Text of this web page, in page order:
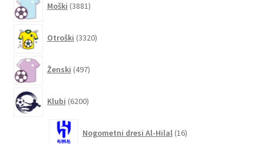
Moški 3881izdelkov
Otroški 3320izdelkov
Ženski 497izdelkov
Klubi 6200izdelkov
Nogometni dresi Al-Hilal 16izdelkov